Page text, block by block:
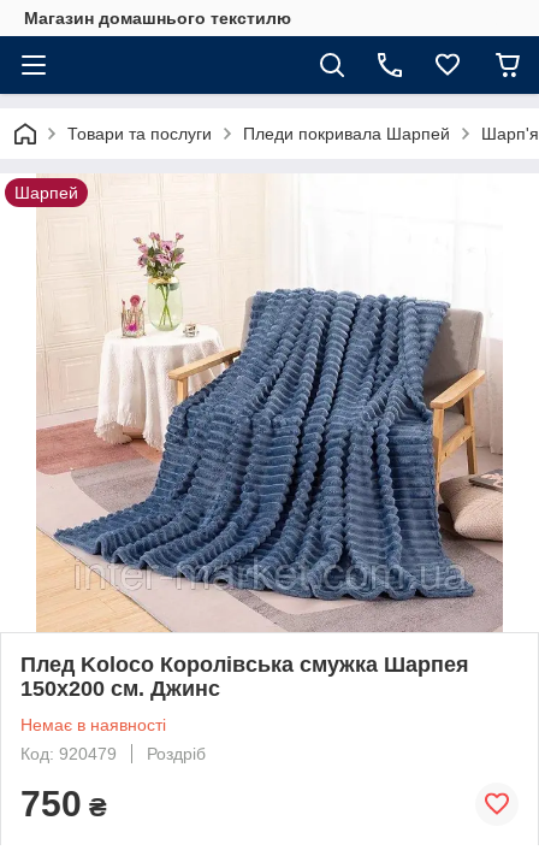
Магазин домашнього текстилю
Товари та послуги Пледи покривала Шарпей
Шарпей
Плед Koloco Королівська смужка Шарпея
150х200 см. Джинс
Немає в наявності
Код: 920479
Роздріб
750 ₴